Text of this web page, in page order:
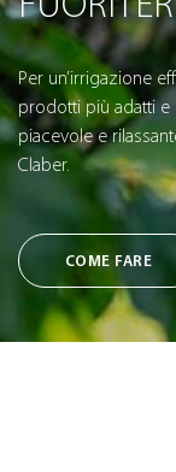
Per un’irrigazione
prodotti più adatti
piacevole e
Claber.
COME FARE